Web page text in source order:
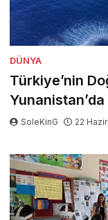
DÜNYA
Türkiye’nin
SoleKinG 22